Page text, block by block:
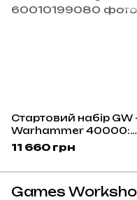
Стартовий набір GW -
Warhammer 40000:
Armageddon
11 660 грн
Games